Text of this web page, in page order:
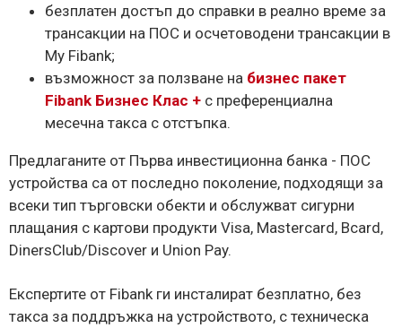
безплатен достъп до справки в реално време за
трансакции на ПОС и осчетоводени трансакции в
My Fibank;
възможност за ползване на бизнес пакет
Fibank Бизнес Клас + с преференциална
месечна такса с отстъпка.
Предлаганите от Първа инвестиционна банка - ПОС
устройства са от последно поколение, подходящи за
всеки тип търговски обекти и обслужват сигурни
плащания с картови продукти Visa, Mastercard, Bcard,
DinersClub/Discover и Union Pay.
Експертите от Fibank ги инсталират безплатно, без
такса за поддръжка на устройството, с техническа